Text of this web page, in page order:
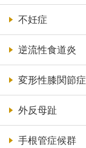
不妊症
逆流性食道炎
変形性膝関節症
外反母趾
手根管症候群